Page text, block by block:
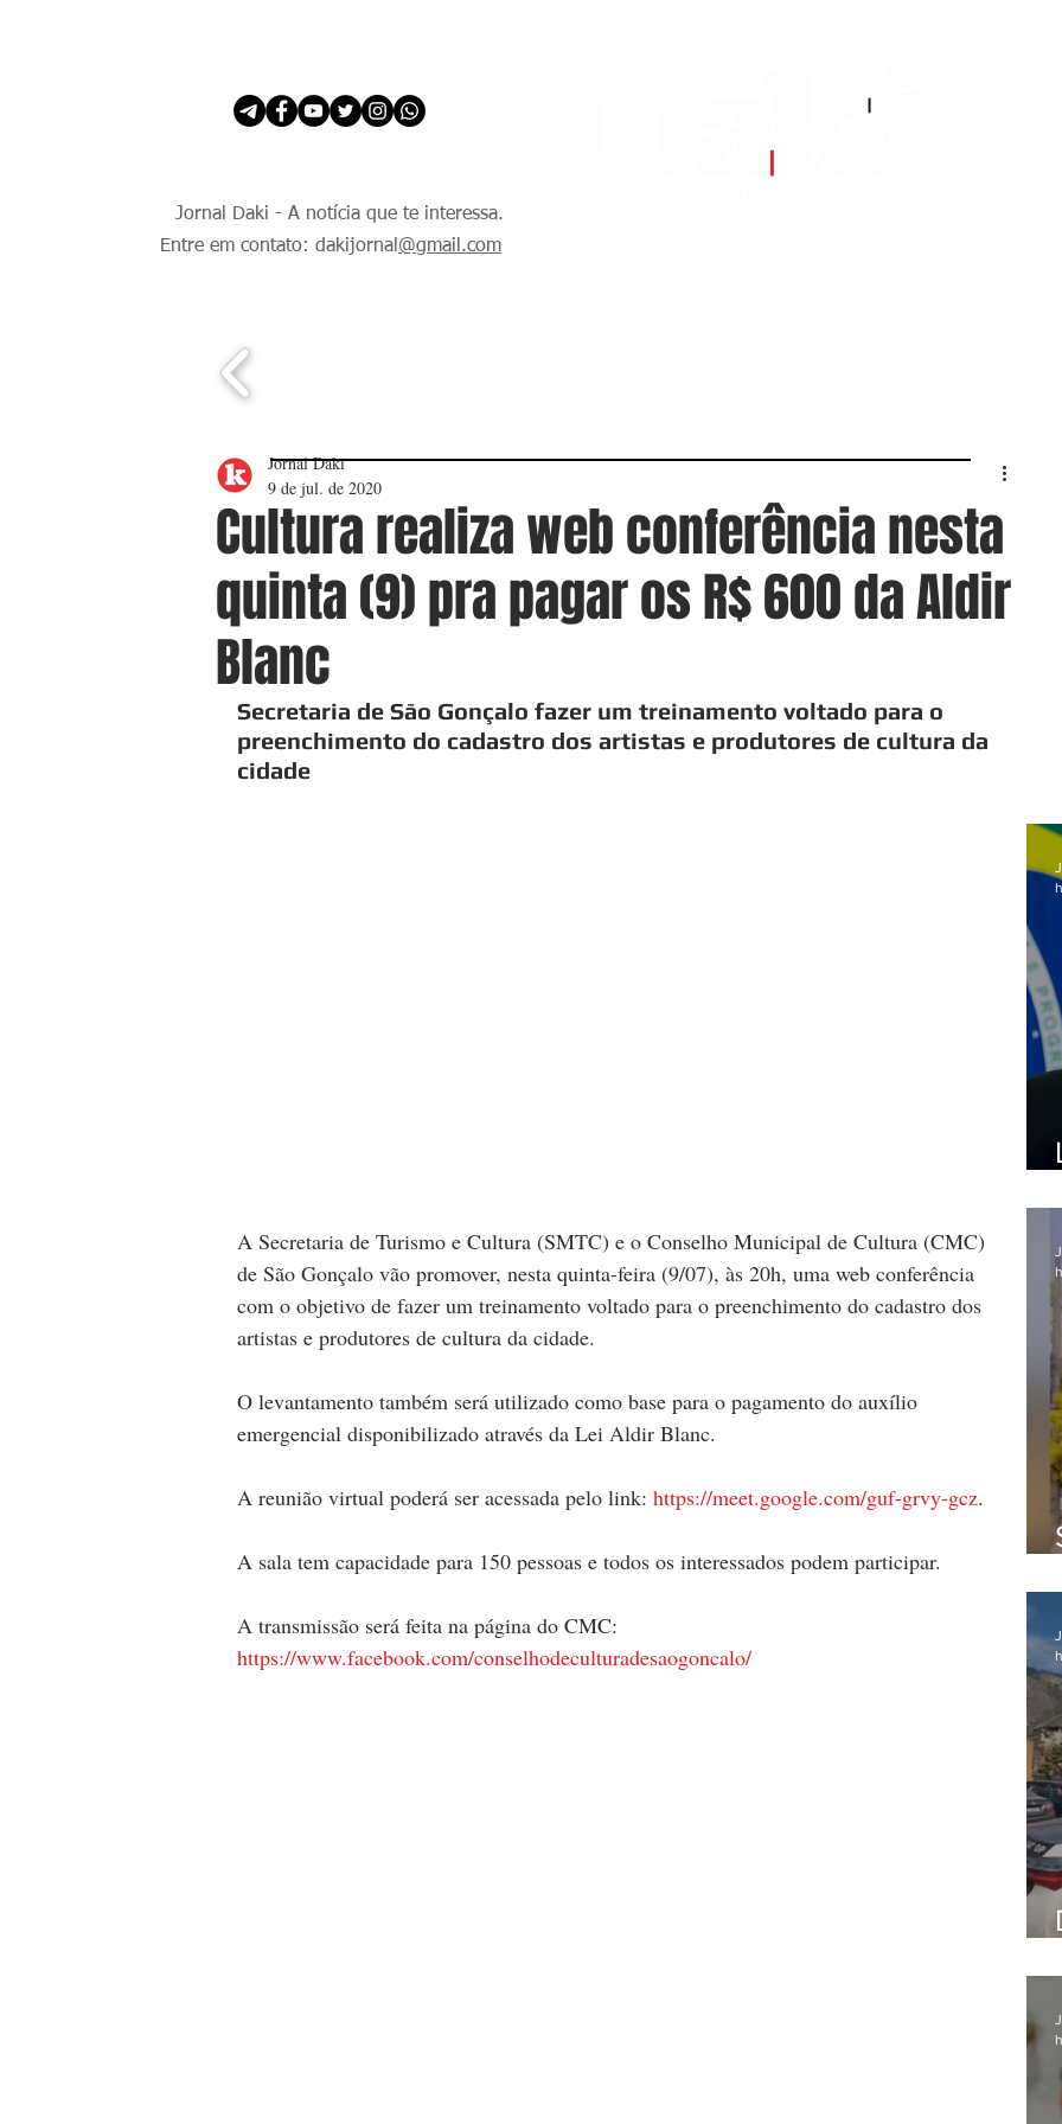
Jornal Daki - A notícia que te interessa.
Entre em contato: dakijornal @gmail.com
Cultura realiza web conferência nesta
quinta (9) pra pagar os R$ 600 da Aldir
Blanc
Jornal Daki
9 de jul. de 2020
Secretaria de São Gonçalo fazer um treinamento voltado para o
preenchimento do cadastro dos artistas e produtores de cultura da
cidade
A Secretaria de Turismo e Cultura (SMTC) e o Conselho Municipal de Cultura (CMC)
de São Gonçalo vão promover, nesta quinta-feira (9/07), às 20h, uma web conferência
com o objetivo de fazer um treinamento voltado para o preenchimento do cadastro dos
artistas e produtores de cultura da cidade.
O levantamento também será utilizado como base para o pagamento do auxílio
emergencial disponibilizado através da Lei Aldir Blanc.
A reunião virtual poderá ser acessada pelo link: https://meet.google.com/guf-grvy-gcz.
A sala tem capacidade para 150 pessoas e todos os interessados podem participar.
A transmissão será feita na página do CMC:
https://www.facebook.com/conselhodeculturadesaogoncalo/